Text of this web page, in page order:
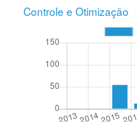
Controle e Otimização